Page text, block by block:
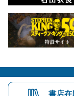
書店在
会社概要